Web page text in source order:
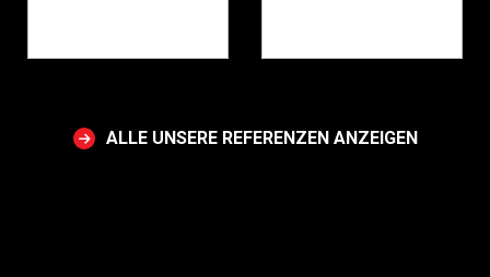
ALLE UNSERE REFERENZEN ANZEIGEN